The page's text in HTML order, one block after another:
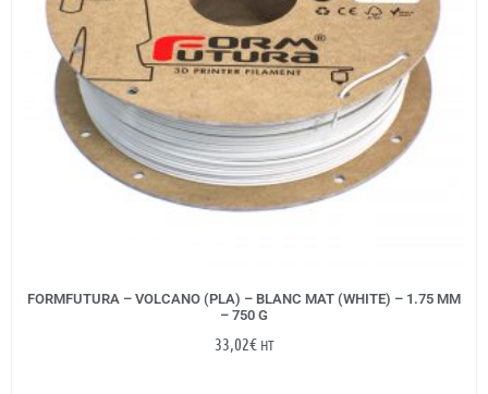
FORMFUTURA – VOLCANO (PLA) – BLANC MAT (WHITE) – 1.75 MM
– 750 G
33,02€ HT